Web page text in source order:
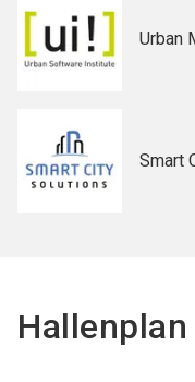
Urban
Smart
Hallenplan